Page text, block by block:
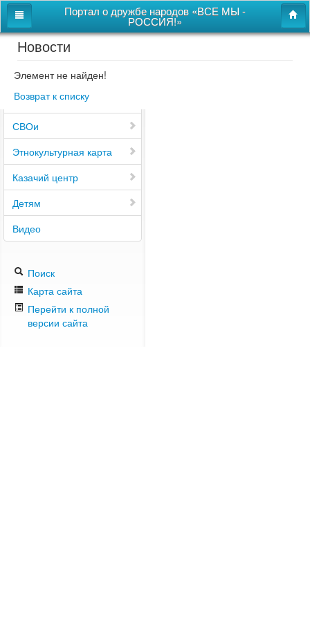
Портал о дружбе народов «ВСЕ МЫ -
РОССИЯ!»
Главная
Дом дружбы народов
Новости
СВОи
Этнокультурная карта
Казачий центр
Детям
Видео
Поиск
Карта сайта
Перейти к полной
версии сайта
Новости
Элемент не найден!
Возврат к списку